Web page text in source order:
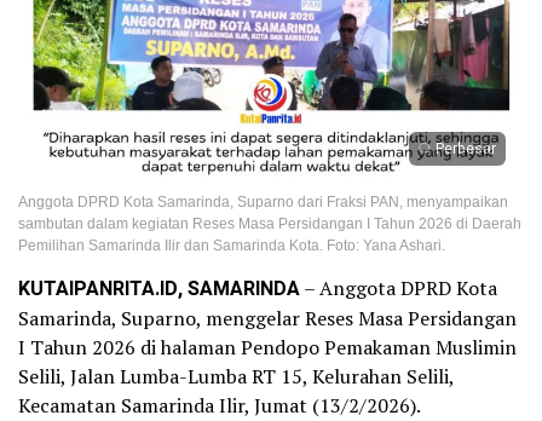
Perbesar
Anggota DPRD Kota Samarinda, Suparno dari Fraksi PAN, menyampaikan
sambutan dalam kegiatan Reses Masa Persidangan I Tahun 2026 di Daerah
Pemilihan Samarinda Ilir dan Samarinda Kota. Foto: Yana Ashari.
KUTAIPANRITA.ID, SAMARINDA– Anggota DPRD Kota
Samarinda, Suparno, menggelar Reses Masa Persidangan
I Tahun 2026 di halaman Pendopo Pemakaman Muslimin
Selili, Jalan Lumba-Lumba RT 15, Kelurahan Selili,
Kecamatan Samarinda Ilir, Jumat (13/2/2026).